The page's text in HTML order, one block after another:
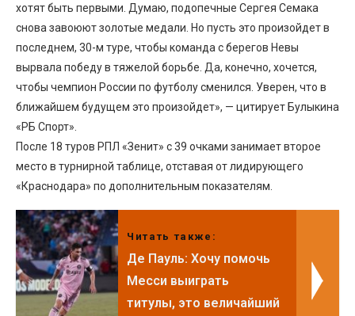
хотят быть первыми. Думаю, подопечные Сергея Семака
снова завоюют золотые медали. Но пусть это произойдет в
последнем, 30-м туре, чтобы команда с берегов Невы
вырвала победу в тяжелой борьбе. Да, конечно, хочется,
чтобы чемпион России по футболу сменился. Уверен, что в
ближайшем будущем это произойдет», — цитирует Булыкина
«РБ Спорт».
После 18 туров РПЛ «Зенит» с 39 очками занимает второе
место в турнирной таблице, отставая от лидирующего
«Краснодара» по дополнительным показателям.
Читать также:
Де Пауль: Хочу помочь
Месси выиграть
титулы, это величайший